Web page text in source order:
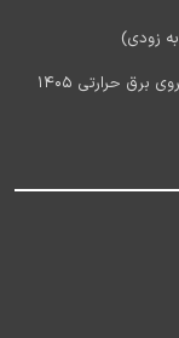
آخرین اخبار استخدام شرکت مادر تخصصی تولید نیروی برق حرارتی 1405